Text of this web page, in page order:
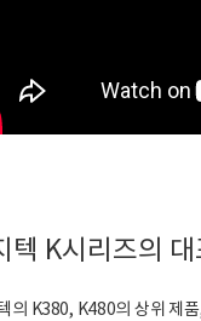
텍 K시리즈의
의 K380, K480의 상위 제